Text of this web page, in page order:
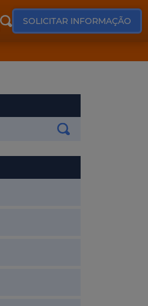
SOLICITAR INFORMAÇÃO